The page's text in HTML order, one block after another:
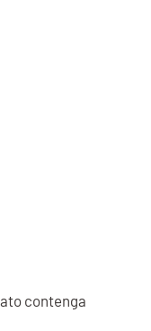
contenga